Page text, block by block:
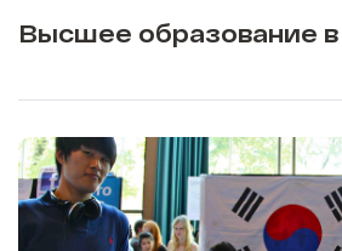
Высшее образование